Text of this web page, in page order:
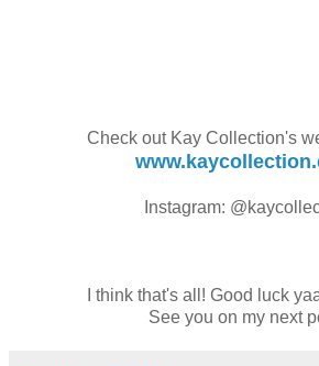
Check out Kay Collection's
Instagram:
I think that's all! Good luck
See you on my next